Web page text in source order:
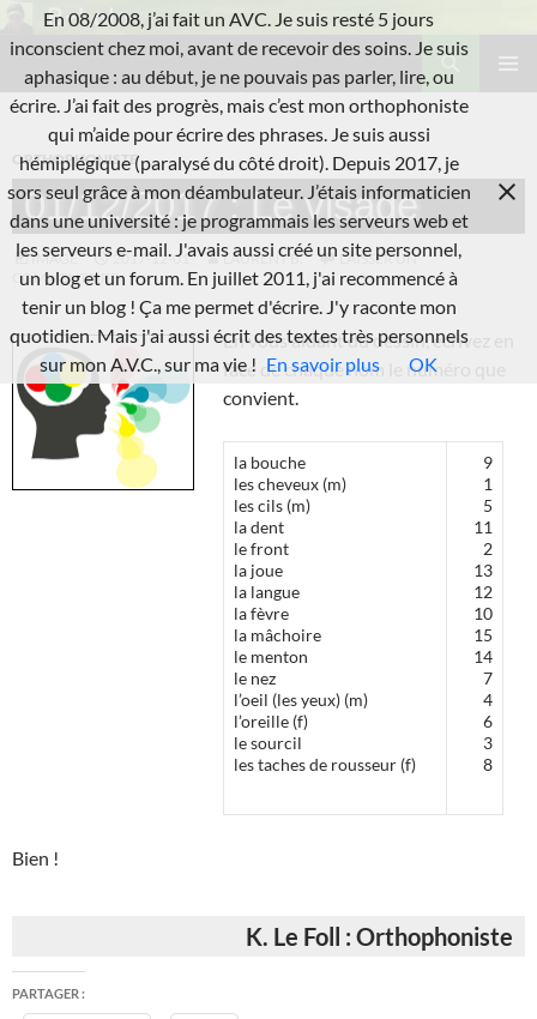
au
contenu
L'A.V.C.
Recherche
ORTHOPHONISTE
01/12/2017 : Le visage
IMAGE 2017-12-01 LAURENT B.
LAISSER UN
COMMENTAIRE
En vous aidant du dessin, écrivez en
face de chaque nom le numéro que
convient.
la bouche
les cheveux (m)
les cils (m)
la dent
le front
la joue
la langue
la fèvre
la mâchoire
le menton
le nez
l’oeil (les yeux) (m)
l’oreille (f)
le sourcil
les taches de rousseur (f)
9
1
5
11
2
13
12
10
15
14
7
4
6
3
8
Bien !
K. Le Foll : Orthophoniste
PARTAGER :
En 08/2008, j’ai fait un AVC. Je suis resté 5 jours
inconscient chez moi, avant de recevoir des soins. Je suis
aphasique : au début, je ne pouvais pas parler, lire, ou
écrire. J’ai fait des progrès, mais c’est mon orthophoniste
qui m’aide pour écrire des phrases. Je suis aussi
hémiplégique (paralysé du côté droit). Depuis 2017, je
sors seul grâce à mon déambulateur. J’étais informaticien
dans une université : je programmais les serveurs web et
les serveurs e-mail. J'avais aussi créé un site personnel,
un blog et un forum. En juillet 2011, j'ai recommencé à
tenir un blog ! Ça me permet d'écrire. J'y raconte mon
quotidien. Mais j'ai aussi écrit des textes très personnels
sur mon A.V.C., sur ma vie ! En savoir plus OK